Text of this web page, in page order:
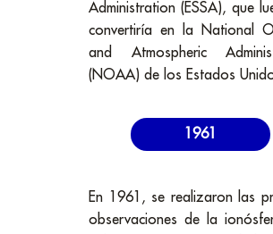
Administration (ESSA), que
convertiría en la National
and Atmospheric
(NOAA) de los Estados
1961
En 1961, se realizaron las
observaciones de la